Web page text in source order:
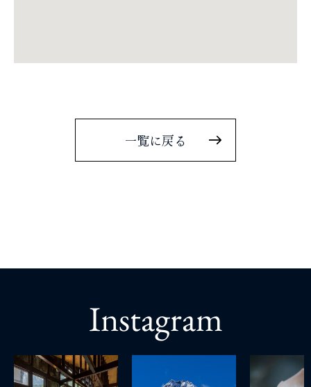
一覧に戻る
Instagram